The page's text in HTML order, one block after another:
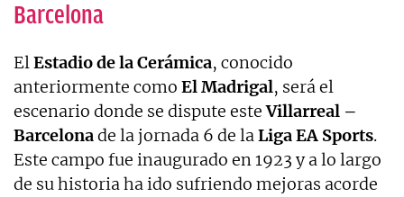
Barcelona
ElEstadio de la Cerámica, conocido
anteriormente como El Madrigal, será el
escenario donde se dispute esteVillarreal –
Barcelonade la jornada 6 de laLiga EA Sports.
Este campo fue inaugurado en 1923 y a lo largo
de su historia ha ido sufriendo mejoras acorde